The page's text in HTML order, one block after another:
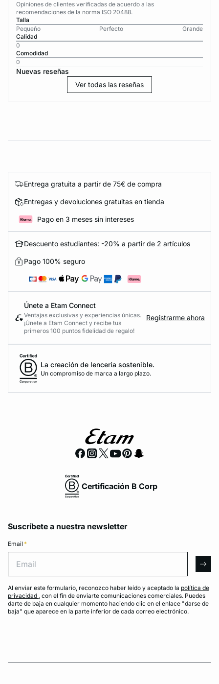
Opiniones de clientes verificadas de acuerdo a las
recomendaciones de la norma ISO 20488.
Talla
Pequeño
Perfecto
Grande
Calidad
0
Comodidad
0
Nuevas reseñas
Ver todas las reseñas
Entrega gratuita a partir de 75€ de compra
Entregas y devoluciones gratuitas en tienda
Pago en 3 meses sin intereses
Descuento estudiantes: -20% a partir de 2 artículos
Pago 100% seguro
Únete a Etam Connect
Ventajas exclusivas y experiencias únicas.
¡Únete a Etam Connect y recibe tus
primeros 100 puntos fidelidad de regalo!
Registrarme ahora
La creación de lencería sostenible.
Un compromiso de marca a largo plazo.
Certificación B Corp
Suscríbete a nuestra newsletter
Email *
Al enviar este formulario, reconozco haber leído y aceptado la política de
privacidad , con el fin de enviarte comunicaciones comerciales. Puedes
darte de baja en cualquier momento haciendo clic en el enlace "darse de
baja" que aparece en la parte inferior de cada correo electrónico.